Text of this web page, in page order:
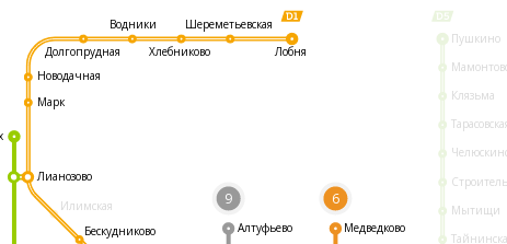
Илимская
Пушкино
Клязьма
Мытищи
9 6
Медведково
Бескудниково
Марк
Лианозово
Новодачная
Долгопрудная
Водники
Хлебниково
Шереметьевская
Лобня
Алтуфьево